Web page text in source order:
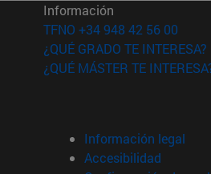
ventana)
en nueva ventana)
nueva ventana)
Información
TFNO +34 948 42 56 00
¿QUÉ GRADO TE INTERESA?
¿QUÉ MÁSTER TE
Información legal
Accesibilidad